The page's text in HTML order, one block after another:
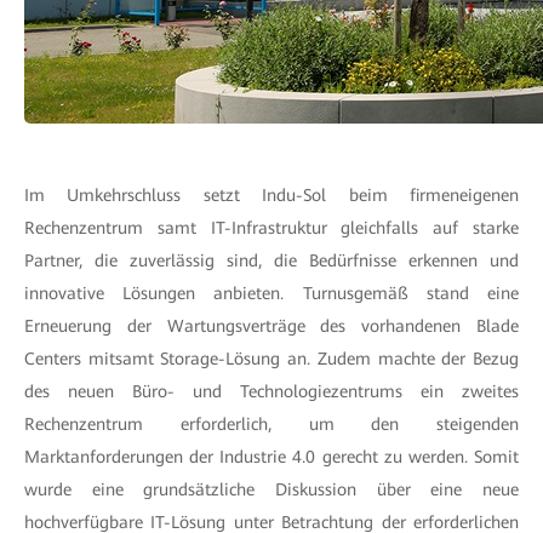
Im Umkehrschluss setzt Indu-Sol beim firmeneigenen
Rechenzentrum samt IT-Infrastruktur gleichfalls auf starke
Partner, die zuverlässig sind, die Bedürfnisse erkennen und
innovative Lösungen anbieten. Turnusgemäß stand eine
Erneuerung der Wartungsverträge des vorhandenen Blade
Centers mitsamt Storage-Lösung an. Zudem machte der Bezug
des neuen Büro- und Technologiezentrums ein zweites
Rechenzentrum erforderlich, um den steigenden
Marktanforderungen der Industrie 4.0 gerecht zu werden. Somit
wurde eine grundsätzliche Diskussion über eine neue
hochverfügbare IT-Lösung unter Betrachtung der erforderlichen